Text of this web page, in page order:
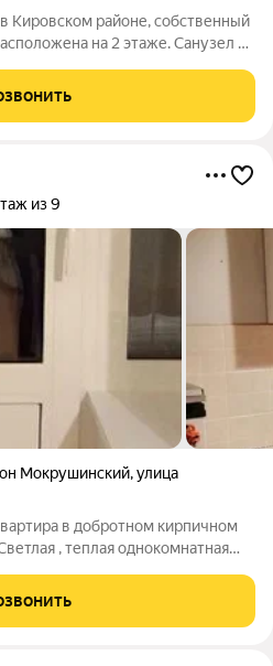
Кировском районе, собственный
на 2 этаже. Санузел в
и сантехника поменяна
из 9
Мокрушинский,улица
в добротном кирпичном
, теплая однокомнатная
и из кухни. Рядом магазины ,